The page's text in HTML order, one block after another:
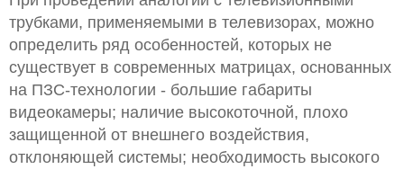
трубками, применяемыми в телевизорах, можно
определить ряд особенностей, которых не
существует в современных матрицах, основанных
на ПЗС-технологии - большие габариты
видеокамеры; наличие высокоточной, плохо
защищенной от внешнего воздействия,
отклоняющей системы; необходимость высокого